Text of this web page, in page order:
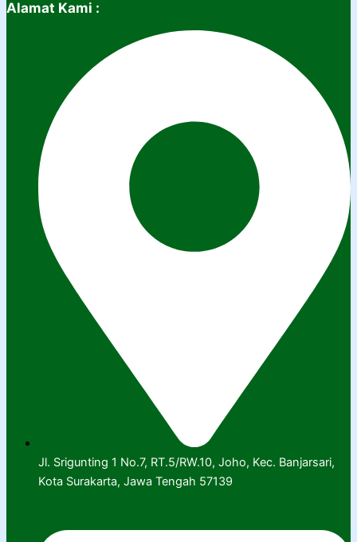
Alamat Kami :
Jl. Srigunting 1 No.7, RT.5/RW.10, Joho, Kec. Banjarsari,
Kota Surakarta, Jawa Tengah 57139